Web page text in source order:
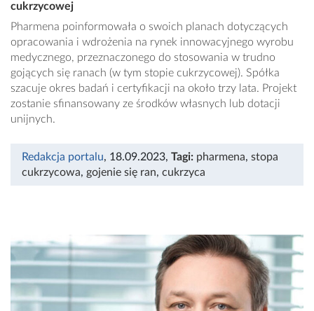
cukrzycowej
Pharmena poinformowała o swoich planach dotyczących
opracowania i wdrożenia na rynek innowacyjnego wyrobu
medycznego, przeznaczonego do stosowania w trudno
gojących się ranach (w tym stopie cukrzycowej). Spółka
szacuje okres badań i certyfikacji na około trzy lata. Projekt
zostanie sfinansowany ze środków własnych lub dotacji
unijnych.
Redakcja portalu, 18.09.2023, Tagi: pharmena, stopa
cukrzycowa, gojenie się ran, cukrzyca